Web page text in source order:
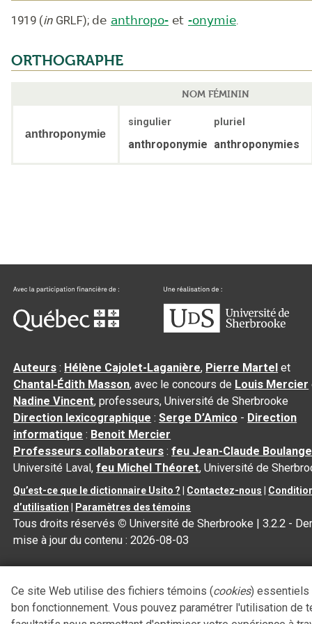
1919 (in GRLF); de anthropo- et -onymie.
ORTHOGRAPHE
NOM FÉMININ
anthroponymie
singulier pluriel
anthroponymie anthroponymies
Auteurs : Hélène Cajolet-Laganière, Pierre Martel et
Chantal‑Édith Masson, avec le concours de Louis Mercier
Nadine Vincent, professeurs, Université de Sherbrooke
Direction lexicographique :Serge D’Amico - Direction
informatique : Benoit Mercier
Professeurs collaborateurs :feu Jean-Claude
Université Laval,feu Michel Théoret, Université de
Qu’est-ce que le dictionnaire Usito ? Contactez-nous
d’utilisation
Paramètres des témoins
Tous droits réservés © Université de Sherbrooke |3.2.2 -
mise à jour du contenu :2026-08-03
Ce site Web utilise des fichiers témoins (cookies) essentiels
bon fonctionnement. Vous pouvez paramétrer l'utilisation de